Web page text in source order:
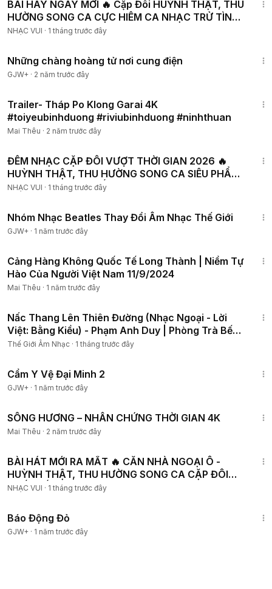
BÀI HAY NGÀY MỚI 🔥 Cặp Đôi HUỲNH THẬT, THU
HƯỜNG SONG CA CỰC HIÊM CA NHẠC TRỬ TÌNH
MỚI ĐÉT
NHẠC VUI · 1 tháng trước đây
Những chàng hoàng tử nơi cung điện
GJW+ · 2 năm trước đây
Trailer- Tháp Po Klong Garai 4K
#toiyeubinhduong #riviubinhduong #ninhthuan
Mai Thêu · 2 năm trước đây
ĐÊM NHẠC CẶP ĐÔI VƯỢT THỜI GIAN 2026 🔥
HUỲNH THẬT, THU HƯỜNG SONG CA SIÊU PHẨM
CHỌN LỌC HAY NHẤT
NHẠC VUI · 1 tháng trước đây
Nhóm Nhạc Beatles Thay Đổi Âm Nhạc Thế Giới
GJW+ · 1 năm trước đây
Cảng Hàng Không Quốc Tế Long Thành | Niềm Tự
Hào Của Người Việt Nam 11/9/2024
Mai Thêu · 1 năm trước đây
Nấc Thang Lên Thiên Đường (Nhạc Ngoại - Lời
Việt: Bằng Kiều) - Phạm Anh Duy | Phòng Trà Bến
Thành
Thế Giới Âm Nhạc · 1 tháng trước đây
Cẩm Y Vệ Đại Minh 2
GJW+ · 1 năm trước đây
SÔNG HƯƠNG – NHÂN CHỨNG THỜI GIAN 4K
Mai Thêu · 2 năm trước đây
BÀI HÁT MỚI RA MẮT 🔥 CĂN NHÀ NGOẠI Ô -
HUỲNH THẬT, THU HƯỜNG SONG CA CẶP ĐÔI
XUẤT SẮC
NHẠC VUI · 1 tháng trước đây
Báo Động Đỏ
GJW+ · 1 năm trước đây